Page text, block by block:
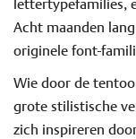
Acht maanden
originele font-
Wie door de
grote stilistische
zich inspireren